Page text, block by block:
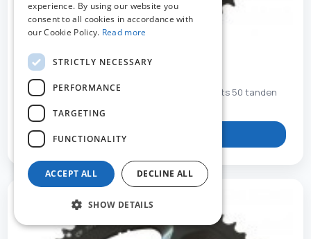
STR273905
Tandwiel Stronglight Dura Ace FC-9000 4 gaats 50 tanden
FRENCH
experience. By using our website you
consent to all cookies in accordance with
our Cookie Policy. Read more
STRICTLY NECESSARY
PERFORMANCE
TARGETING
FUNCTIONALITY
ACCEPT ALL DECLINE ALL
SHOW DETAILS